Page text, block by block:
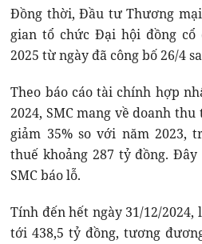
Đồng thời, Đầu tư Thương
gian tổ chức Đại hội đồng
2025 từ ngày đã công bố 26/4
Theo báo cáo tài chính hợp
2024, SMC mang về doanh
giảm 35% so với năm 2023,
thuế khoảng 287 tỷ đồng.
SMC báo lỗ.
Tính đến hết ngày 31/12/2024,
tới 438,5 tỷ đồng, tương